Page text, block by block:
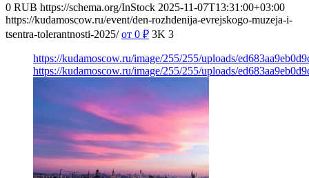
0 RUB https://schema.org/InStock 2025-11-07T13:31:00+03:00
https://kudamoscow.ru/event/den-rozhdenija-evrejskogo-muzeja-i-
tsentra-tolerantnosti-2025/ от 0 ₽ 3K 3
https://kudamoscow.ru/image/255/255/uploads/
https://kudamoscow.ru/image/255/255/uploads/